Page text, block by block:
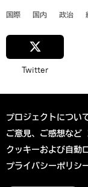
国際 国内 政治
Twitter
プロジェクトについ
ご意見、ご感想など
クッキーおよび自動
プライバシーポリシ